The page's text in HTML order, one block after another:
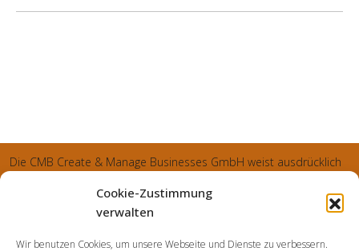
Cookie-Zustimmung
verwalten
Wir benutzen Cookies, um unsere Webseite und Dienste zu verbessern.
Die CMB Create & Manage Businesses GmbH weist ausdrücklich
und sämtliche generierte Aufträge an die SecuPart GmbH
weist nachdrücklich darauf hin, dass wir in manchen Ortschaften